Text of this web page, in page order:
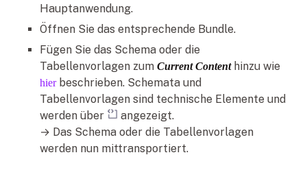
Hauptanwendung.
Öffnen Sie das entsprechende Bundle.
Fügen Sie das Schema oder die
Tabellenvorlagen zum Current Contenthinzu wie
hierbeschrieben. Schemata und
Tabellenvorlagen sind technische Elemente und
werden über
angezeigt.
→ Das Schema oder die Tabellenvorlagen
werden nun mittransportiert.